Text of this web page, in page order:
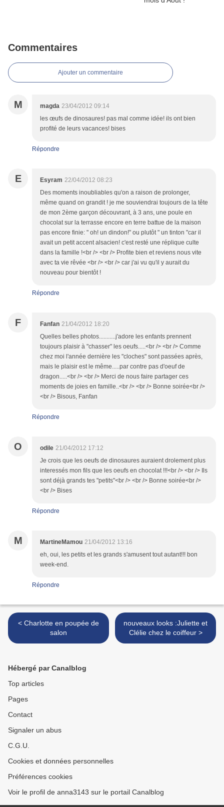
Commentaires
Ajouter un commentaire
M magda 23/04/2012 09:14
les œufs de dinosaures! pas mal comme idée! ils ont bien
profité de leurs vacances! bises
Répondre
E Esyram 22/04/2012 08:23
Des moments inoubliables qu'on a raison de prolonger,
même quand on grandit ! je me souviendrai toujours de la tête
de mon 2ème garçon découvrant, à 3 ans, une poule en
chocolat sur la terrasse encore en terre battue de la maison
pas encore finie: " oh! un dindon!" ou plutôt " un tinton "car il
avait un petit accent alsacien! c'est resté une réplique culte
dans la famille !<br /> <br /> Profite bien et reviens nous vite
avec ta vie rêvée <br /> <br /> car j'ai vu qu'il y aurait du
nouveau pour bientôt !
Répondre
F Fanfan 21/04/2012 18:20
Quelles belles photos...........j'adore les enfants prennent
toujours plaisir à "chasser" les oeufs.....<br /> <br /> Comme
chez moi l'année dernière les "cloches" sont passées après,
mais le plaisir est le même.....par contre pas d'oeuf de
dragon.....<br /> <br /> Merci de nous faire partager ces
moments de joies en famille..<br /> <br /> Bonne soirée<br />
<br /> Bisous, Fanfan
Répondre
O odile 21/04/2012 17:12
Je crois que les oeufs de dinosaures auraient drolement plus
interessés mon fils que les oeufs en chocolat !!!<br /> <br /> Ils
sont déjà grands tes "petits"<br /> <br /> Bonne soirée<br />
<br /> Bises
Répondre
M MartineMamou 21/04/2012 13:16
eh, oui, les petits et les grands s'amusent tout autant!!! bon
week-end.
Répondre
< Charlotte en poupée de
salon
nouveaux looks :Juliette et
Clélie chez le coiffeur >
Hébergé par Canalblog
Top articles
Pages
Contact
Signaler un abus
C.G.U.
Cookies et données personnelles
Préférences cookies
Voir le profil de anna3143 sur le portail Canalblog